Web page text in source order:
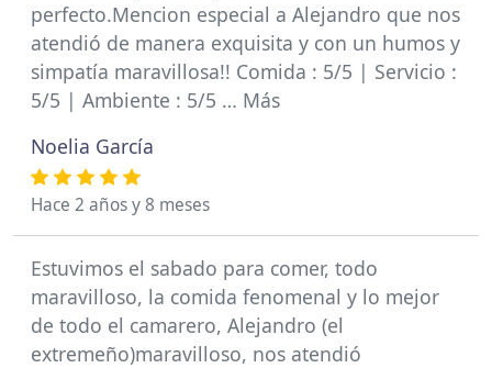
perfecto.Mencion especial a Alejandro que nos
atendió de manera exquisita y con un humos y
simpatía maravillosa!! Comida : 5/5 | Servicio :
5/5 | Ambiente : 5/5 … Más
Noelia García
Hace 2 años y 8 meses
Estuvimos el sabado para comer, todo
maravilloso, la comida fenomenal y lo mejor
de todo el camarero, Alejandro (el
extremeño)maravilloso, nos atendió